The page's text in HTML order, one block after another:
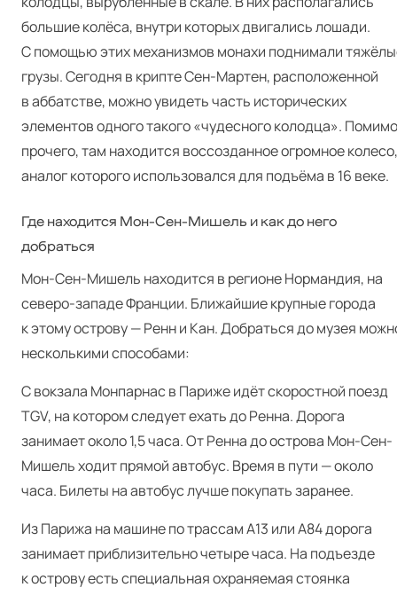
большие колёса, внутри которых двигались лошади.
С помощью этих механизмов монахи поднимали
грузы. Сегодня в крипте Сен-Мартен, расположенной
в аббатстве, можно увидеть часть исторических
элементов одного такого «чудесного колодца». Помимо
прочего, там находится воссозданное огромное колесо,
аналог которого использовался для подъёма в 16 веке.
Где находится Мон-Сен-Мишель и как до него
добраться
Мон-Сен-Мишель находится в регионе Нормандия, на
северо-западе Франции. Ближайшие крупные города
к этому острову — Ренн и Кан. Добраться до музея
несколькими способами:
С вокзала Монпарнас в Париже идёт скоростной поезд
TGV, на котором следует ехать до Ренна. Дорога
занимает около 1,5 часа. От Ренна до острова Мон-Сен-
Мишель ходит прямой автобус. Время в пути — около
часа. Билеты на автобус лучше покупать заранее.
Из Парижа на машине по трассам A13 или A84 дорога
занимает приблизительно четыре часа. На подъезде
к острову есть специальная охраняемая стоянка